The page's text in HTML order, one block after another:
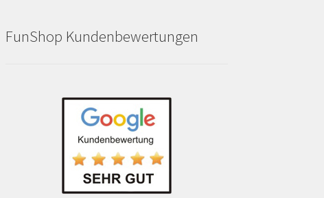
FunShop Kundenbewertungen